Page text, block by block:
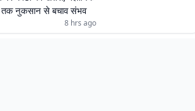
नुकसान से बचाव संभव
8 hrs ago